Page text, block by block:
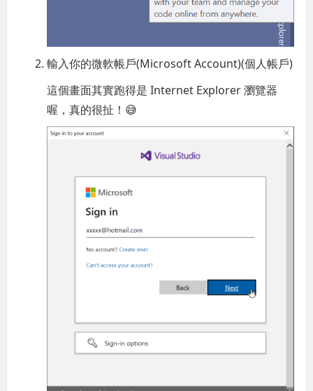
輸入你的微軟帳戶(Microsoft Account)(個人帳戶)
這個畫面其實跑得是 Internet Explorer 瀏覽器
喔，真的很扯！😅